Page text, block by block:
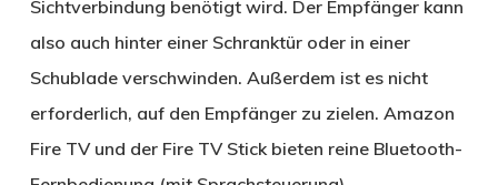
Sichtverbindung benötigt wird. Der Empfänger kann
also auch hinter einer Schranktür oder in einer
Schublade verschwinden. Außerdem ist es nicht
erforderlich, auf den Empfänger zu zielen. Amazon
Fire TV und der Fire TV Stick bieten reine Bluetooth-